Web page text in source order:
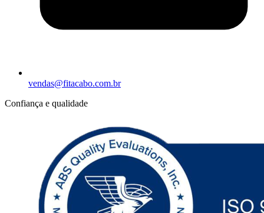
vendas@fitacabo.com.br
Confiança e qualidade